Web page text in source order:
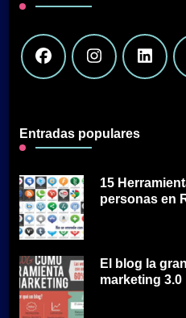
Entradas populares
15
personas en
El blog la
marketing 3.0